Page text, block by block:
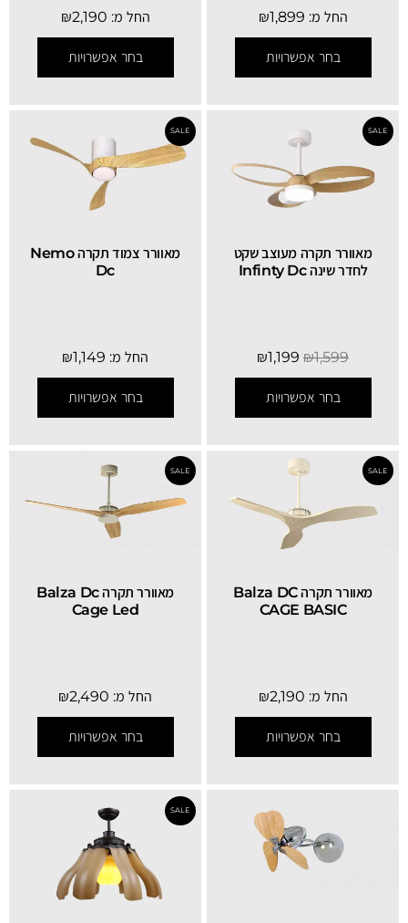
החל מ: ₪1,899
בחר אפשרויות
החל מ: ₪2,190
בחר אפשרויות
מאוורר תקרה מעוצב שקט
לחדר שינה Infinty Dc
₪1,599
₪1,199
בחר אפשרויות
SALE
מאוורר צמוד תקרה Nemo
Dc
החל מ: ₪1,149
בחר אפשרויות
מאוורר תקרה Balza DC
CAGE BASIC
החל מ: ₪2,190
בחר אפשרויות
מאוורר תקרה Balza Dc
Cage Led
החל מ: ₪2,490
בחר אפשרויות